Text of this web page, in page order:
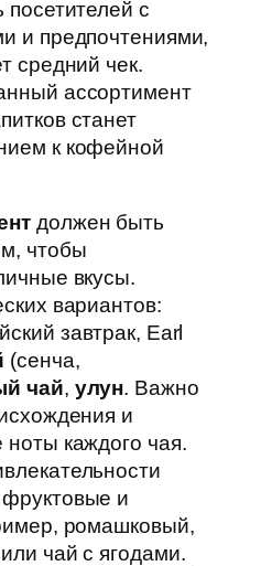
посетителей с
и предпочтениями,
средний чек.
ассортимент
станет
к кофейной
должен быть
чтобы
вкусы.
вариантов:
завтрак, Earl
(сенча,
чай, улун. Важно
и
каждого чая.
и
ромашковый,
чай с ягодами.